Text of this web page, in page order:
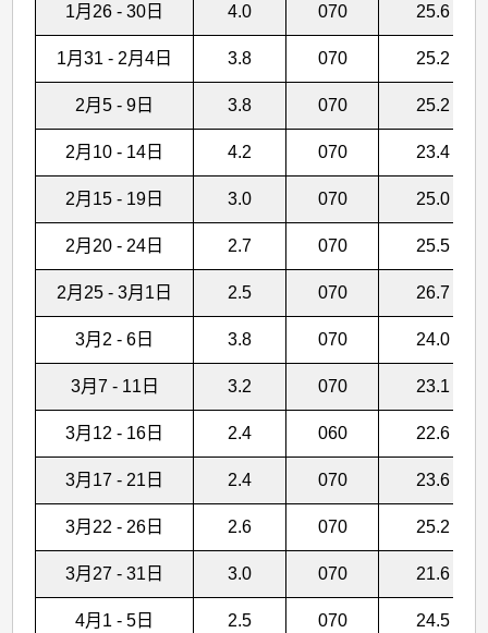
1月26 - 30日 4.0 070 25.6
1月31 - 2月4日 3.8 070 25.2
2月5 - 9日 3.8 070 25.2
2月10 - 14日 4.2 070 23.4
2月15 - 19日 3.0 070 25.0
2月20 - 24日 2.7 070 25.5
2月25 - 3月1日 2.5 070 26.7
3月2 - 6日 3.8 070 24.0
3月7 - 11日 3.2 070 23.1
3月12 - 16日 2.4 060 22.6
3月17 - 21日 2.4 070 23.6
3月22 - 26日 2.6 070 25.2
3月27 - 31日 3.0 070 21.6
4月1 - 5日 2.5 070 24.5